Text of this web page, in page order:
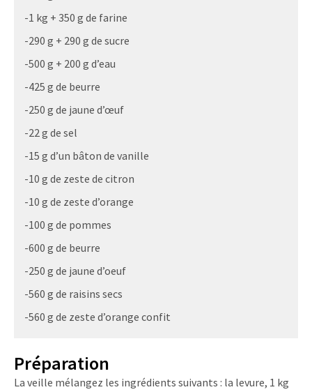
-1 kg + 350 g de farine
-290 g + 290 g de sucre
-500 g + 200 g d’eau
-425 g de beurre
-250 g de jaune d’œuf
-22 g de sel
-15 g d’un bâton de vanille
-10 g de zeste de citron
-10 g de zeste d’orange
-100 g de pommes
-600 g de beurre
-250 g de jaune d’oeuf
-560 g de raisins secs
-560 g de zeste d’orange confit
Préparation
La veille mélangez les ingrédients suivants : la levure, 1 kg